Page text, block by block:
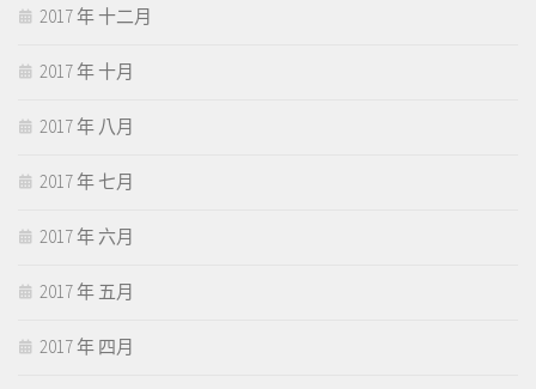
2017 年 十二月
2017 年 十月
2017 年 八月
2017 年 七月
2017 年 六月
2017 年 五月
2017 年 四月